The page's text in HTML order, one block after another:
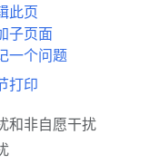
此页
子页面
一个问题
打印
和非自愿干扰